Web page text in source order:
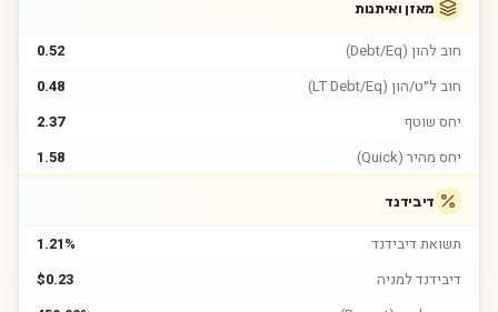
מאזן ואיתנות
חוב להון (Debt/Eq)
0.52
חוב ל״ט/הון (LT Debt/Eq)
0.48
יחס שוטף
2.37
יחס מהיר (Quick)
1.58
דיבידנד
תשואת דיבידנד
1.21%
דיבידנד למניה
$0.23